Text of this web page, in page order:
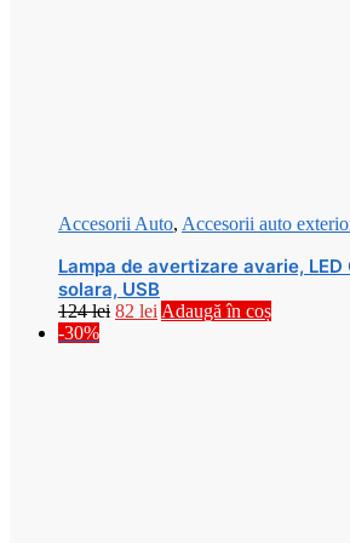
Accesorii Auto, Accesorii auto
Lampa de avertizare avarie,
solara, USB
124lei Prețul
82 lei Prețul
Adaugă în coș
-30%